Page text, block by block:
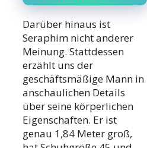
Darüber hinaus ist
Seraphim nicht anderer
Meinung. Stattdessen
erzählt uns der
geschäftsmäßige Mann in
anschaulichen Details
über seine körperlichen
Eigenschaften. Er ist
genau 1,84 Meter groß,